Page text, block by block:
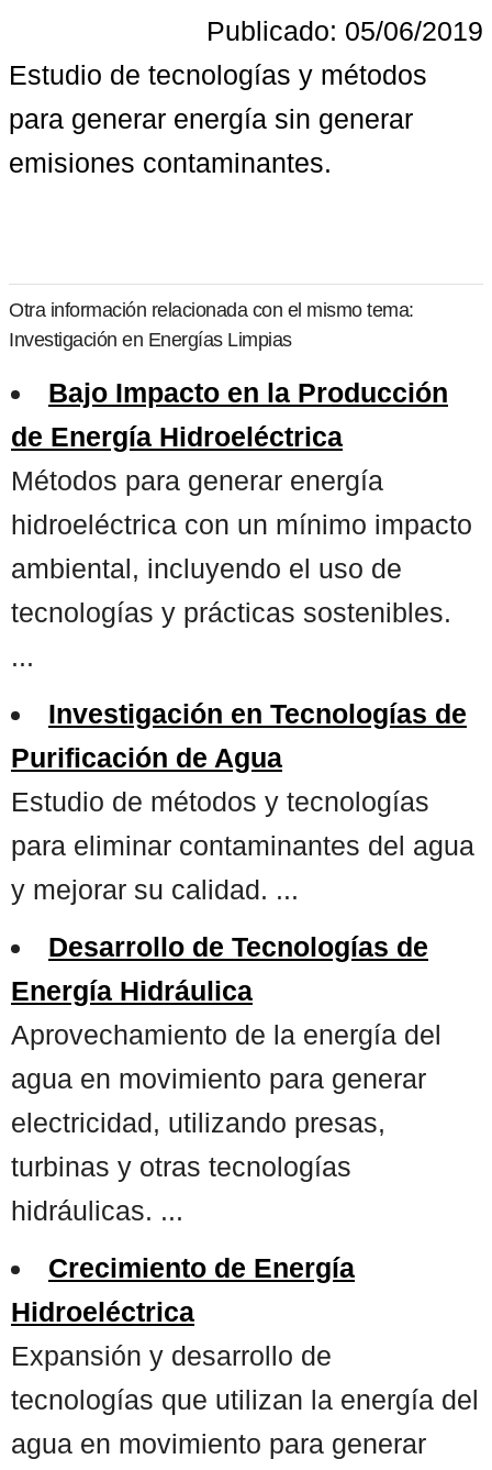
Publicado: 05/06/2019
Estudio de tecnologías y métodos
para generar energía sin generar
emisiones contaminantes.
Otra información relacionada con el mismo tema:
Investigación en Energías Limpias
Bajo Impacto en la Producción
de Energía Hidroeléctrica
Métodos para generar energía
hidroeléctrica con un mínimo impacto
ambiental, incluyendo el uso de
tecnologías y prácticas sostenibles.
...
Investigación en Tecnologías de
Purificación de Agua
Estudio de métodos y tecnologías
para eliminar contaminantes del agua
y mejorar su calidad. ...
Desarrollo de Tecnologías de
Energía Hidráulica
Aprovechamiento de la energía del
agua en movimiento para generar
electricidad, utilizando presas,
turbinas y otras tecnologías
hidráulicas. ...
Crecimiento de Energía
Hidroeléctrica
Expansión y desarrollo de
tecnologías que utilizan la energía del
agua en movimiento para generar